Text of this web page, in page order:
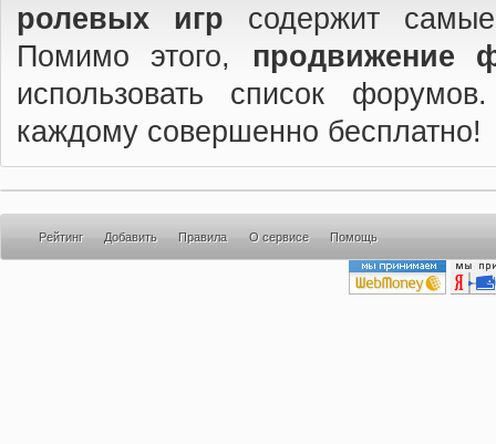
ролевых игр содержит
Помимо этого, продвижение
использовать список
каждому совершенно бесплатно!
Рейтинг Добавить Правила О сервисе Помощь